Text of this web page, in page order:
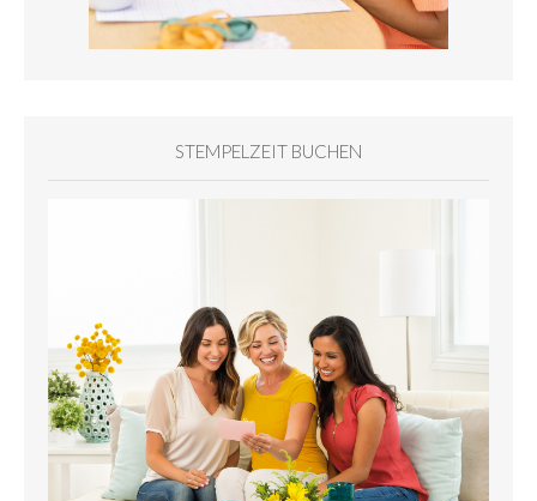
STEMPELZEIT BUCHEN